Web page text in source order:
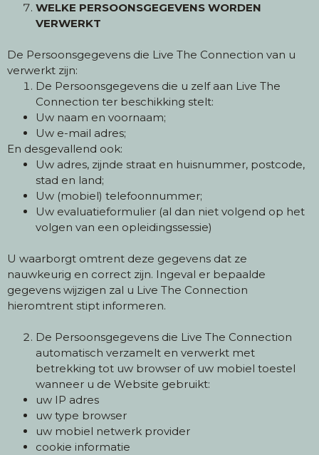
WELKE PERSOONSGEGEVENS WORDEN
VERWERKT
De Persoonsgegevens die Live The Connection van u
verwerkt zijn:
De Persoonsgegevens die u zelf aan Live The
Connection ter beschikking stelt:
Uw naam en voornaam;
Uw e-mail adres;
En desgevallend ook:
Uw adres, zijnde straat en huisnummer, postcode,
stad en land;
Uw (mobiel) telefoonnummer;
Uw evaluatieformulier (al dan niet volgend op het
volgen van een opleidingssessie)
U waarborgt omtrent deze gegevens dat ze
nauwkeurig en correct zijn. Ingeval er bepaalde
gegevens wijzigen zal u Live The Connection
hieromtrent stipt informeren.
De Persoonsgegevens die Live The Connection
automatisch verzamelt en verwerkt met
betrekking tot uw browser of uw mobiel toestel
wanneer u de Website gebruikt:
uw IP adres
uw type browser
uw mobiel netwerk provider
cookie informatie